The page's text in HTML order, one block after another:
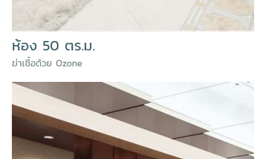
ห้อง 50 ตร.ม.
ฆ่าเชื้อด้วย Ozone